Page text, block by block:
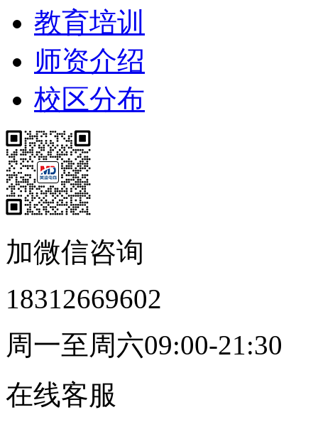
教育培训
师资介绍
校区分布
加微信咨询
18312669602
周一至周六09:00-21:30
在线客服